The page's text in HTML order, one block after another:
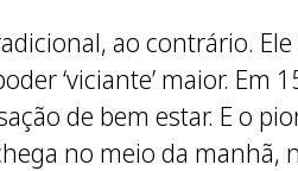
ao contrário.
‘viciante’ maior. Em
de bem estar. E o
no meio da manhã,